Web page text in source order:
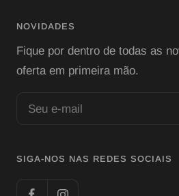
NOVIDADES
Fique por dentro de todas as
oferta em primeira mão.
Seu e-mail
SIGA-NOS NAS REDES SOCIAIS